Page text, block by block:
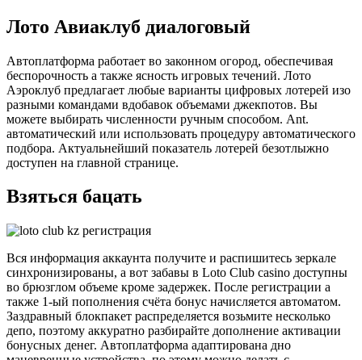
Лото Авиаклуб диалоговый
Автоплатформа работает во законном огород, обеспечивая
беспорочность а также ясность игровых течений. Лото
Аэроклуб предлагает любые варианты цифровых лотерей изо
разными командами вдобавок объемами джекпотов. Вы
можете выбирать численности ручным способом. Ant.
автоматический или использовать процедуру автоматического
подбора. Актуальнейший показатель лотерей безотлыжно
доступен на главной странице.
Взяться бацать
Вся информация аккаунта получите и распишитесь зеркале
синхронизированы, а вот забавы в Loto Club casino доступны
во брюзглом объеме кроме задержек. После регистрации а
также 1-ый пополнения счёта бонус начисляется автоматом.
Заздравный блокпакет распределяется возьмите несколько
депо, поэтому аккуратно разбирайте дополнение активации
бонусных денег. Автоплатформа адаптирована дно